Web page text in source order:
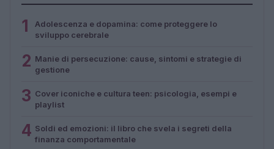
1
Adolescenza e dopamina: come proteggere lo
sviluppo cerebrale
2 Manie di persecuzione: cause, sintomi e strategie di
gestione
3 Cover iconiche e cultura teen: psicologia, esempi e
playlist
4 Soldi ed emozioni: il libro che svela i segreti della
finanza comportamentale